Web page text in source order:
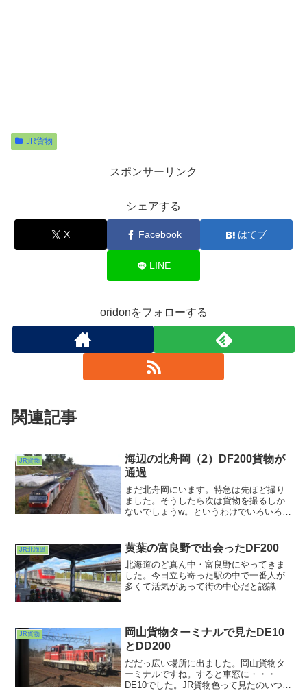
JR貨物
スポンサーリンク
シェアする
X Facebook はてブ
LINE
oridonをフォローする
関連記事
JR貨物
海辺の北舟岡（2）DF200貨物が
通過
まだ北舟岡にいます。特急は先ほど撮り
ました。そうしたら次は貨物を撮るしか
ないでしょうw。というわけでいろいろ調
くであろうそれはどれほどの荷があるの
かな？
JR北海道 黄葉の富良野で出会ったDF200
北海道のど真ん中・富良野にやってきま
した。今日立ち寄った駅の中で一番人が
多くて活気があって街の中心だと認識で
ころでした。
JR貨物
岡山貨物ターミナルで見たDE10
とDD200
だだっ広い場所に出ました。岡山貨物タ
ーミナルですね。すると車窓に・・・
DE10でした。JR貨物色って見たのいつ以